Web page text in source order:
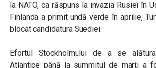
la NATO, ca răspuns la invazia Rusiei în
Finlanda a primit undă verde în aprilie,
blocat candidatura Suediei.
Efortul Stockholmului de a se
Atlantice până la summitul de marți a